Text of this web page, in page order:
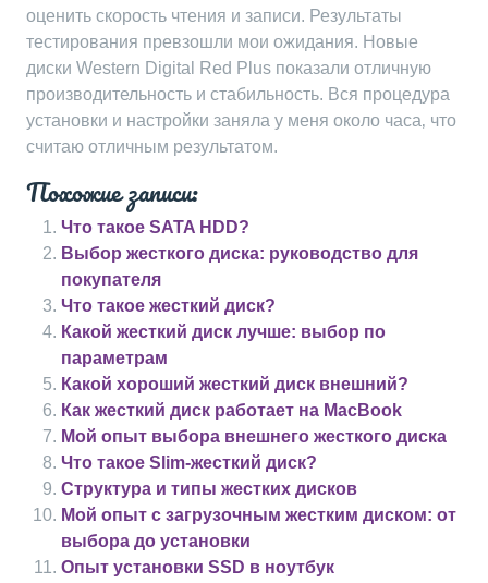
оценить скорость чтения и записи. Результаты
тестирования превзошли мои ожидания. Новые
диски Western Digital Red Plus показали отличную
производительность и стабильность. Вся процедура
установки и настройки заняла у меня около часа‚ что
считаю отличным результатом.
Похожие записи:
Что такое SATA HDD?
Выбор жесткого диска: руководство для
покупателя
Что такое жесткий диск?
Какой жесткий диск лучше: выбор по
параметрам
Какой хороший жесткий диск внешний?
Как жесткий диск работает на MacBook
Мой опыт выбора внешнего жесткого диска
Что такое Slim-жесткий диск?
Структура и типы жестких дисков
Мой опыт с загрузочным жестким диском: от
выбора до установки
Опыт установки SSD в ноутбук